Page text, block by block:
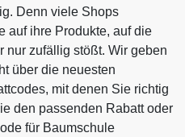
Denn viele Shops
auf ihre Produkte, auf die
nur zufällig stößt. Wir geben
über die neuesten
mit denen Sie richtig
den passenden Rabatt oder
für Baumschule